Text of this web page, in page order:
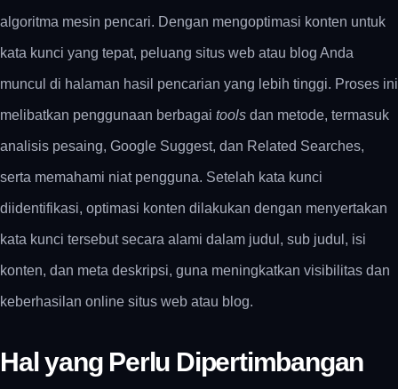
algoritma mesin pencari. Dengan mengoptimasi konten untuk
kata kunci yang tepat, peluang situs web atau blog Anda
muncul di halaman hasil pencarian yang lebih tinggi. Proses ini
melibatkan penggunaan berbagai tools dan metode, termasuk
analisis pesaing, Google Suggest, dan Related Searches,
serta memahami niat pengguna. Setelah kata kunci
diidentifikasi, optimasi konten dilakukan dengan menyertakan
kata kunci tersebut secara alami dalam judul, sub judul, isi
konten, dan meta deskripsi, guna meningkatkan visibilitas dan
keberhasilan online situs web atau blog.
Hal yang Perlu Dipertimbangan